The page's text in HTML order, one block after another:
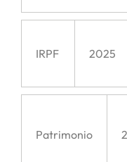
IRPF 2025
Patrimonio